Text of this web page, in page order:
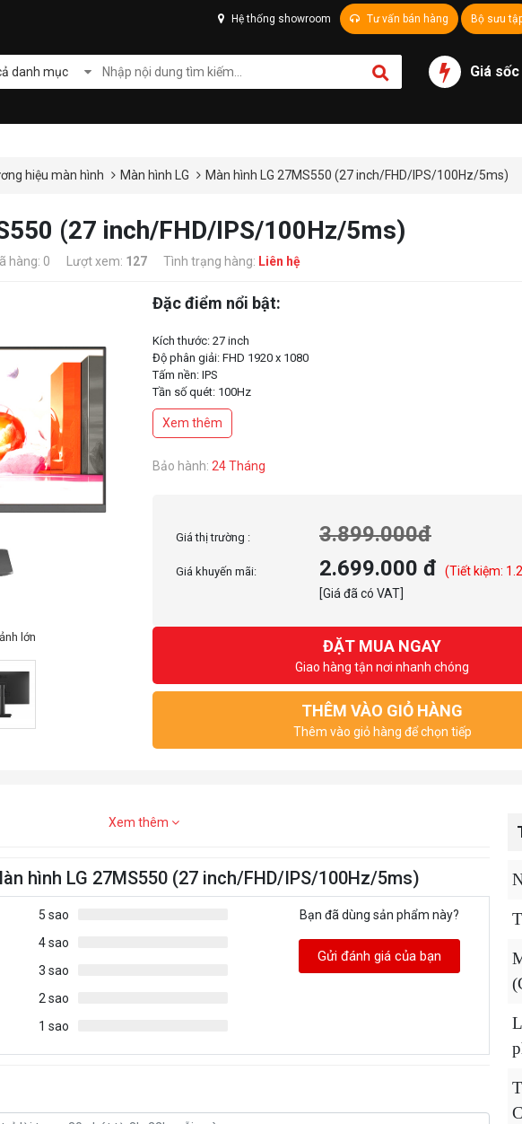
Hệ thống showroom Tư vấn bán hàng Bộ sưu
danh mục Giá sốc
hiệu màn hình Màn hình LG Màn hình LG 27MS550 (27 inch/FHD/IPS/100Hz/5ms)
(27 inch/FHD/IPS/100Hz/5ms)
hàng: 0 Lượt xem: 127 Tình trạng hàng: Liên hệ
lớn
Đặc điểm nổi bật:
Kích thước: 27 inch
Độ phân giải: FHD 1920 x 1080
Tấm nền: IPS
Tần số quét: 100Hz
Thời gian phản hồi: 5ms
Độ sáng: 250 nits
Tích hợp loa: 2x 2W
Tương thích ngàm VESA: 75 x 75 mm
Xem thêm
Bảo hành: 24 Tháng
Giá thị trường : 3.899.000đ
Giá khuyến mãi: 2.699.000 đ
(Tiết kiệm:
[Giá đã có VAT]
ĐẶT MUA NGAY
Giao hàng tận nơi nhanh chóng
THÊM VÀO GIỎ HÀNG
Thêm vào giỏ hàng để chọn tiếp
Xem thêm
hình LG 27MS550 (27 inch/FHD/IPS/100Hz/5ms)
5 sao
4 sao
3 sao
2 sao
1 sao
Bạn đã dùng sản phẩm này?
Gửi đánh giá của bạn